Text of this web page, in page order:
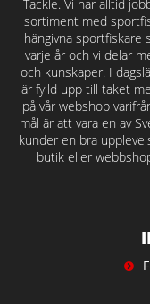
Tackle. Vi har alltid
sortiment med
hängivna sportfiskare
varje år och vi delar
och kunskaper. I
är fylld upp till taket
på vår webshop
mål är att vara en av
kunder en bra
butik eller